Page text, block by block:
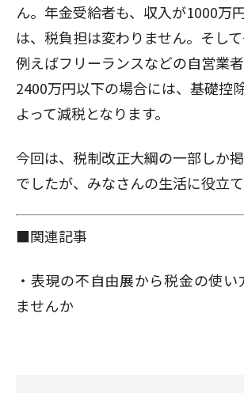
ん。年金受給者も、収入が1000万
は、税負担は変わりません。そして
例えばフリーランスなどの自営業
2400万円以下の場合には、基礎控
よって減税となります。
今回は、税制改正大綱の一部しか
でしたが、みなさんの生活に役立て
■関連記事
表現の不自由展から税金の使い
ませんか